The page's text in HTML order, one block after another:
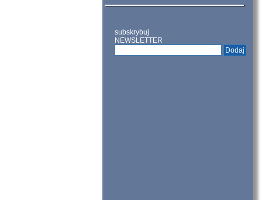
subskrybuj
NEWSLETTER